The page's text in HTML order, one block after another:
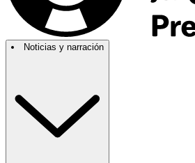
Noticias y narración